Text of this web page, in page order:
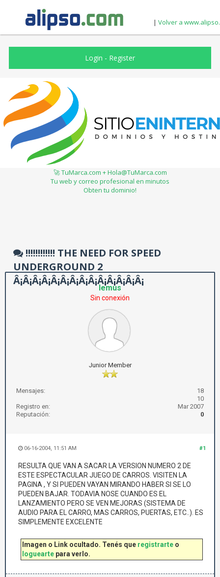
| Volver a
Login - Register
🚀 TuMarca.com + Hola@TuMarca.com
Tu web y correo profesional en minutos
Obten tu dominio!
!!!!!!!!!!!! THE NEED FOR SPEED
UNDERGROUND 2
Â¡Â¡Â¡Â¡Â¡Â¡Â¡Â¡Â¡Â¡Â¡Â¡Â¡Â¡
lemus
Sin conexión
Junior Member
Mensajes:
18
10
Registro en:
Mar 2007
Reputación:
0
#1
06-16-2004, 11:51 AM
RESULTA QUE VAN A SACAR LA VERSION NUMERO 2 DE
ESTE ESPECTACULAR JUEGO DE CARROS. VISITEN LA
PAGINA , Y SI PUEDEN VAYAN MIRANDO HABER SI SE LO
PUEDEN BAJAR. TODAVIA NOSE CUANDO ES EL
LANZAMIENTO PERO SE VEN MEJORAS (SISTEMA DE
AUDIO PARA EL CARRO, MAS CARROS, PUERTAS, ETC..). ES
SIMPLEMENTE EXCELENTE
Imagen o Link ocultado. Tenés que registrarte o
loguearte para verlo.